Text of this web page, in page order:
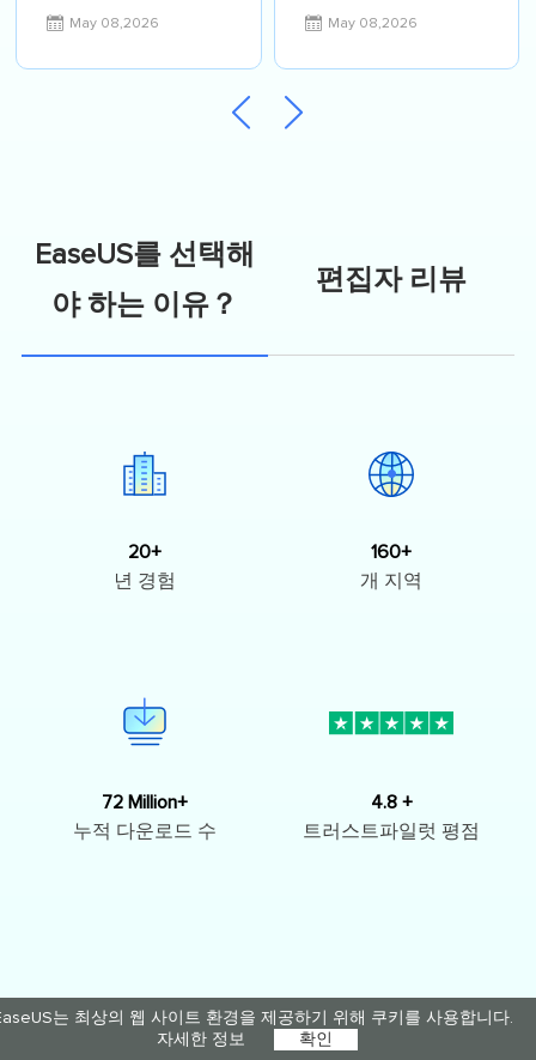
는 최상의 웹 사이트 환경을 제공하기 위해 쿠키를 사용합니다.
자세한 정보
확인
계속 다시 나타나는
May 08,2026
체 버전 크랙 포함(버
May 08,2026
EaseUS를 선택해
야 하는 이유？
편집자 리뷰
20+
년 경험
160+
개 지역
72 Million+
누적 다운로드 수
4.8 +
트러스트파일럿 평점